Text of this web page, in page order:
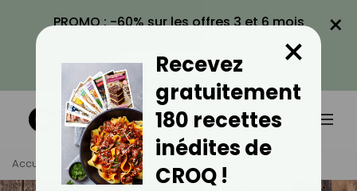
PROMO : -60% sur les offres 3 et 6 mois
VOIR LA PROMO
×
Accueil Tag Féculent
Recevez
gratuitement
180 recettes
inédites de
CROQ !
×